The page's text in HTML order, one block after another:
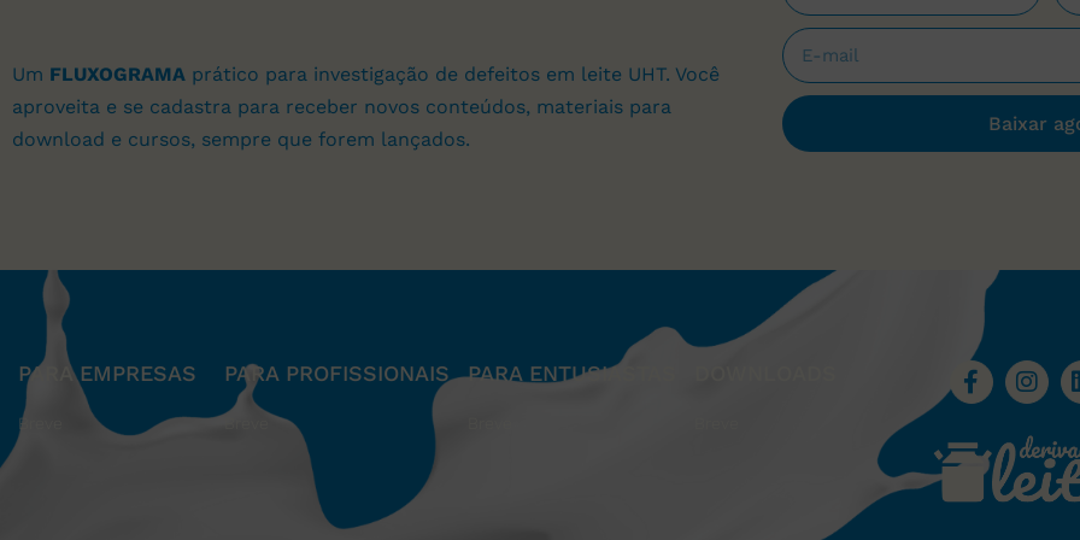
Um FLUXOGRAMA prático para investigação de defeitos em leite UHT. Você
aproveita e se cadastra para receber novos conteúdos, materiais para
download e cursos, sempre que forem lançados.
Baixar
PARA EMPRESAS
Breve
PARA PROFISSIONAIS PARA ENTUSIASTAS